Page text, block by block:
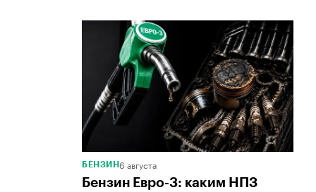
БЕНЗИН6 августа
Бензин Евро-3: каким НПЗ